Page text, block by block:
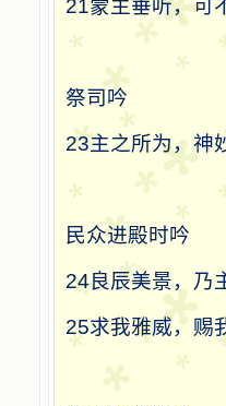
21蒙主垂听，可
祭司吟
23主之所为，神
民众进殿时吟
24良辰美景，乃
25求我雅威，赐